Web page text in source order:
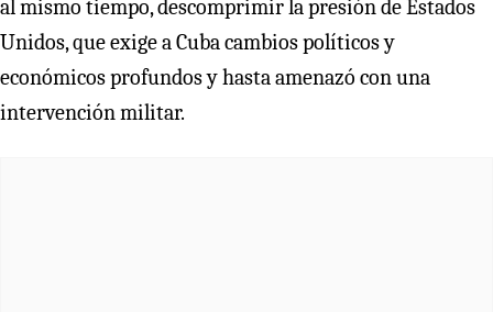
al mismo tiempo, descomprimir la presión de Estados
Unidos, que exige a Cuba cambios políticos y
económicos profundos y hasta amenazó con una
intervención militar.